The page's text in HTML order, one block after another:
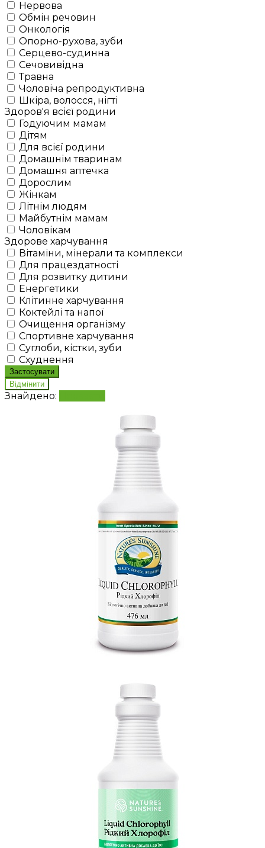
Нервова
Обмін речовин
Онкологія
Опорно-рухова, зуби
Серцево-судинна
Сечовивідна
Травна
Чоловіча репродуктивна
Шкіра, волосся, нігті
Здоров'я всієї родини
Годуючим мамам
Дітям
Для всієї родини
Домашнім тваринам
Домашня аптечка
Дорослим
Жінкам
Літнім людям
Майбутнім мамам
Чоловікам
Здорове харчування
Вітаміни, мінерали та комплекси
Для працездатності
Для розвитку дитини
Енергетики
Клітинне харчування
Коктейлі та напої
Очищення організму
Спортивне харчування
Суглоби, кістки, зуби
Схуднення
Знайдено: